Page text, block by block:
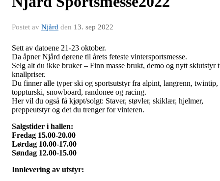
Postet av Njård den 13. sep 2022
Sett av datoene 21-23 oktober.
Da åpner Njård dørene til årets feteste vintersportsmesse.
Selg alt du ikke bruker – Finn masse brukt, demo og nytt skiutstyr
knallpriser.
Du finner alle typer ski og sportsutstyr fra alpint, langrenn, twintip,
toppturski, snowboard, randonee og racing.
Her vil du også få kjøpt/solgt: Staver, støvler, skiklær, hjelmer,
preppeutstyr og det du trenger for vinteren.
Salgstider i hallen:
Fredag 15.00-20.00
Lørdag 10.00-17.00
Søndag 12.00-15.00
Innlevering av utstyr: